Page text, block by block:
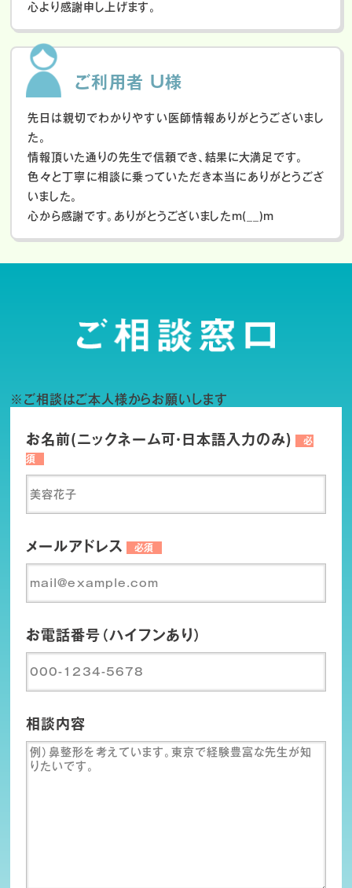
心より感謝申し上げます。
ご利用者 U様
先日は親切でわかりやすい医師情報ありがとうございまし
た。
情報頂いた通りの先生で信頼でき、結果に大満足です。
色々と丁寧に相談に乗っていただき本当にありがとうござ
いました。
心から感謝です。ありがとうございましたm(__)m
※ご相談はご本人様からお願いします
お名前(ニックネーム可・日本語入力のみ)
必
須
メールアドレス 必須
お電話番号（ハイフンあり）
相談内容